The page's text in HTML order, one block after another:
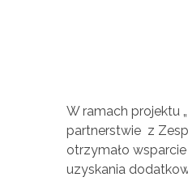
D
o
s
W ramach projektu
partnerstwie z
otrzymało
uzyskania